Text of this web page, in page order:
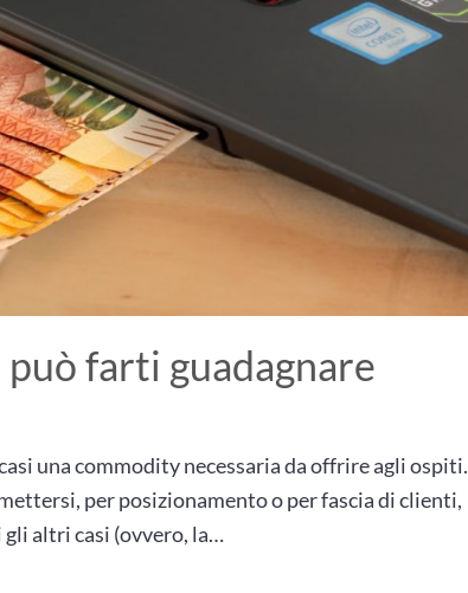
farti guadagnare
una commodity necessaria da offrire agli ospiti.
per posizionamento o per fascia di clienti,
altri casi (ovvero, la…